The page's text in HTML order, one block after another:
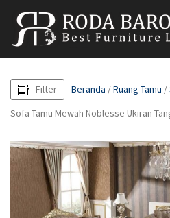
Filter Beranda /Ruang Tamu /
Sofa Tamu Mewah Noblesse Ukiran